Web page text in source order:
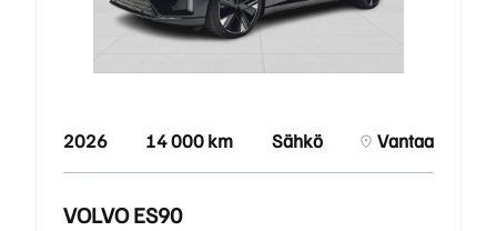
2026 14 000 km Sähkö Vantaa
VOLVO ES90